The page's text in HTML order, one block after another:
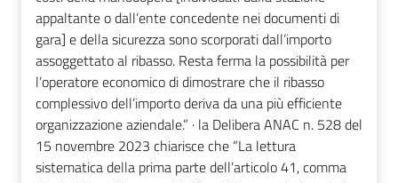
appaltante o dall’ente concedente nei documenti di
gara] e della sicurezza sono scorporati dall’importo
assoggettato al ribasso. Resta ferma la possibilità per
l’operatore economico di dimostrare che il ribasso
complessivo dell’importo deriva da una più efficiente
organizzazione aziendale.” · la Delibera ANAC n. 528 del
15 novembre 2023 chiarisce che “La lettura
sistematica della prima parte dell’articolo 41, comma